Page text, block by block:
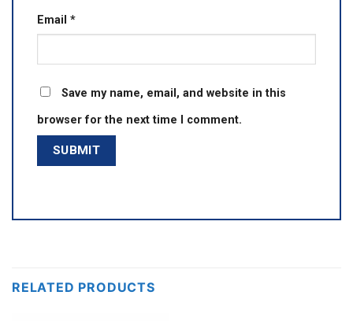
Email *
Save my name, email, and website in this
browser for the next time I comment.
RELATED PRODUCTS